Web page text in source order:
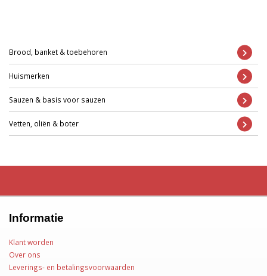
Brood, banket & toebehoren
Huismerken
Sauzen & basis voor sauzen
Vetten, oliën & boter
Informatie
Klant worden
Over ons
Leverings- en betalingsvoorwaarden